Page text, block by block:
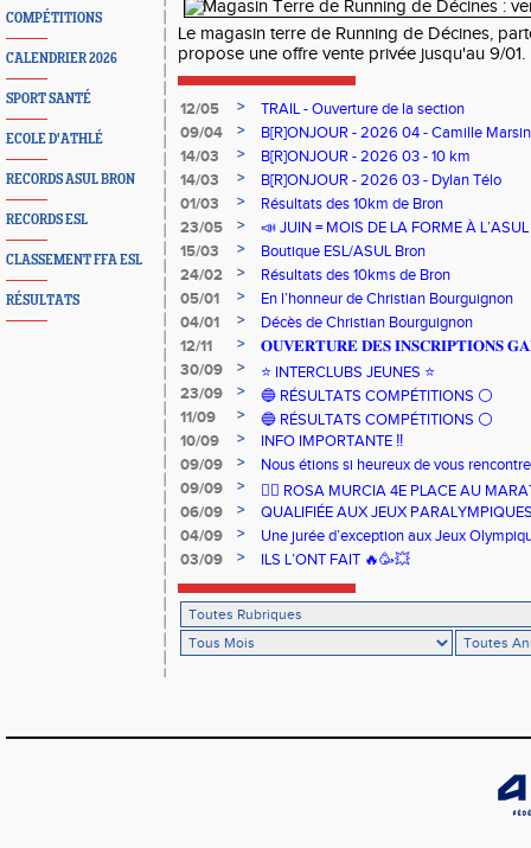
COMPÉTITIONS
CALENDRIER 2026
SPORT SANTÉ
ECOLE D'ATHLÉ
RECORDS ASUL BRON
RECORDS ESL
CLASSEMENT FFA ESL
RÉSULTATS
Le magasin terre de Running de Décines,
propose une offre vente privée jusqu'au 9/01.
12/05 >
TRAIL - Ouverture de la section
09/04
>
B[R]ONJOUR - 2026 04 - Camille Marsin
14/03
>
B[R]ONJOUR - 2026 03 - 10 km
14/03
>
B[R]ONJOUR - 2026 03 - Dylan Télo
01/03
>
Résultats des 10km de Bron
23/05
>
📣 JUIN = MOIS DE LA FORME À
15/03
>
Boutique ESL/ASUL Bron
24/02
>
Résultats des 10kms de Bron
05/01
>
En l’honneur de Christian Bourguignon
04/01
>
Décès de Christian Bourguignon
12/11
>
𝐎𝐔𝐕𝐄𝐑𝐓𝐔𝐑𝐄 𝐃𝐄𝐒 𝐈𝐍𝐒𝐂𝐑𝐈𝐏𝐓𝐈𝐎𝐍𝐒
30/09
>
⭐️ INTERCLUBS JEUNES ⭐️
23/09
>
🔵 RÉSULTATS COMPÉTITIONS ⚪️
11/09
>
🔵 RÉSULTATS COMPÉTITIONS ⚪️
10/09
>
INFO IMPORTANTE ‼️
09/09
>
Nous étions si heureux de vous
09/09
>
🏃‍♀️ ROSA MURCIA 4E PLACE AU
06/09
>
QUALIFIÉE AUX JEUX
04/09
>
Une jurée d’exception aux Jeux
03/09
> ILS L’ONT FAIT 🔥🥳💥